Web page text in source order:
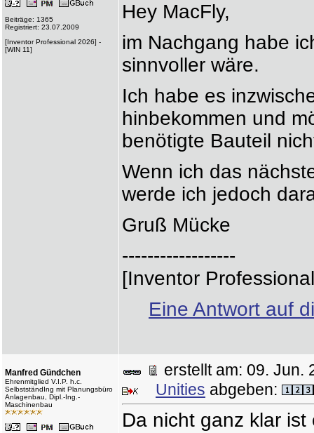
Beiträge: 1365
Registriert: 23.07.2009
[Inventor Professional 2026] -
[WIN 11]
Hey MacFly,
im Nachgang habe
sinnvoller wäre.
Ich habe es
hinbekommen und
benötigte Bauteil
Wenn ich das
werde ich jedoch
Gruß Mücke
------------------
[Inventor
Eine Antwort auf
Manfred Gündchen
Ehrenmitglied V.I.P. h.c.
SelbstständIng mit Planungsbüro
Anlagenbau, Dipl.-Ing.-
Maschinenbau
erstellt am: 09.
Unities abgeben:
Da nicht ganz klar